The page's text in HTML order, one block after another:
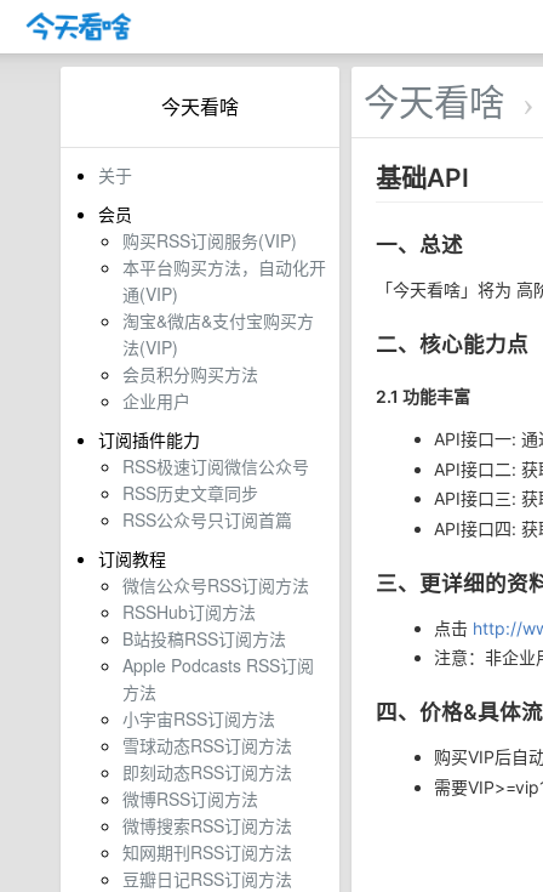
今天看啥
关于
会员
购买RSS订阅服务(VIP)
本平台购买方法，自动化开
通(VIP)
淘宝&微店&支付宝购买方
法(VIP)
会员积分购买方法
企业用户
订阅插件能力
RSS极速订阅微信公众号
RSS历史文章同步
RSS公众号只订阅首篇
订阅教程
微信公众号RSS订阅方法
RSSHub订阅方法
B站投稿RSS订阅方法
Apple Podcasts RSS订阅
方法
小宇宙RSS订阅方法
雪球动态RSS订阅方法
即刻动态RSS订阅方法
微博RSS订阅方法
微博搜索RSS订阅方法
知网期刊RSS订阅方法
豆瓣日记RSS订阅方法
今天看啥 ›
基础API
一、总述
「今天看啥」将为
二、核心能力点
2.1 功能丰富
API接口一:
API接口二:
API接口三:
API接口四:
三、更详细的资
点击 http://
注意：非企业
四、价格&具体
购买VIP后自
需要